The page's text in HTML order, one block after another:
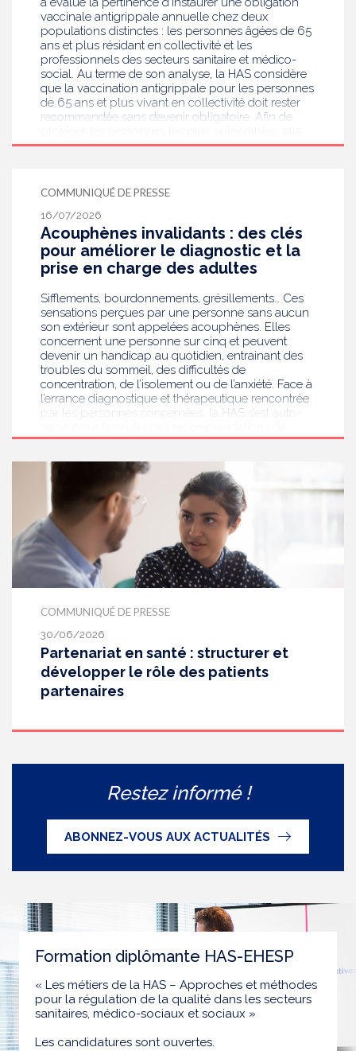
vaccinale antigrippale annuelle chez deux
populations distinctes : les personnes âgées de 65
ans et plus résidant en collectivité et les
professionnels des secteurs sanitaire et médico-
social. Au terme de son analyse, la HAS considère
que la vaccination antigrippale pour les personnes
de 65 ans et plus vivant en collectivité doit rester
recommandée sans devenir obligatoire. Afin de
recommande en revanche la mise en place d’une
pour les autres professionnels travaillant dans les
établissements de santé ou dans les
établissements médicaux sociaux hébergeant des
personnes âgées, en contact avec des personnes à
risque de grippe sévère, avec un déploiement
prioritaire en Ehpad et en USLD.
COMMUNIQUÉ DE PRESSE
16/07/2026
Acouphènes invalidants : des clés
pour améliorer le diagnostic et la
prise en charge des adultes
Sifflements, bourdonnements, grésillements… Ces
sensations perçues par une personne sans aucun
son extérieur sont appelées acouphènes. Elles
concernent une personne sur cinq et peuvent
devenir un handicap au quotidien, entrainant des
troubles du sommeil, des difficultés de
concentration, de l’isolement ou de l’anxiété. Face à
l’errance diagnostique et thérapeutique rencontrée
par les personnes concernées, la HAS s’est auto-
bonnes pratiques pour améliorer le diagnostic et
acouphènes chroniques invalidants . Elle publie
aujourd’hui ses travaux, destinés aux
professionnels de santé [1] impliqués dans le suivi
de ces patients.
COMMUNIQUÉ DE PRESSE
30/06/2026
Partenariat en santé : structurer et
développer le rôle des patients
partenaires
Restez informé !
ABONNEZ-VOUS AUX ACTUALITÉS
Formation diplômante HAS-EHESP
« Les métiers de la HAS – Approches et méthodes
pour la régulation de la qualité dans les secteurs
sanitaires, médico-sociaux et sociaux »
Les candidatures sont ouvertes.